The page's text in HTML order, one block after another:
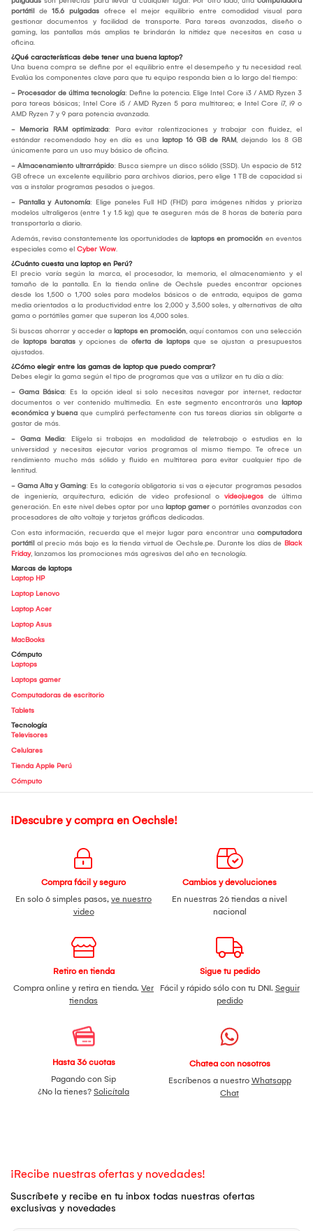
portátil de 15.6 pulgadas ofrece el mejor equilibrio entre comodidad visual para
gestionar documentos y facilidad de transporte. Para tareas avanzadas, diseño o
gaming, las pantallas más amplias te brindarán la nitidez que necesitas en casa u
oficina.
¿Qué características debe tener una buena laptop?
Una buena compra se define por el equilibrio entre el desempeño y tu necesidad real.
Evalúa los componentes clave para que tu equipo responda bien a lo largo del tiempo:
- Procesador de última tecnología: Define la potencia. Elige Intel Core i3 / AMD Ryzen 3
para tareas básicas; Intel Core i5 / AMD Ryzen 5 para multitarea; e Intel Core i7, i9 o
AMD Ryzen 7 y 9 para potencia avanzada.
- Memoria RAM optimizada: Para evitar ralentizaciones y trabajar con fluidez, el
estándar recomendado hoy en día es una laptop 16 GB de RAM, dejando los 8 GB
únicamente para un uso muy básico de oficina.
- Almacenamiento ultrarrápido: Busca siempre un disco sólido (SSD). Un espacio de 512
GB ofrece un excelente equilibrio para archivos diarios, pero elige 1 TB de capacidad si
vas a instalar programas pesados o juegos.
- Pantalla y Autonomía: Elige paneles Full HD (FHD) para imágenes nítidas y prioriza
modelos ultraligeros (entre 1 y 1.5 kg) que te aseguren más de 8 horas de batería para
transportarla a diario.
Además, revisa constantemente las oportunidades de laptops en promoción en eventos
especiales como el Cyber Wow.
¿Cuánto cuesta una laptop en Perú?
El precio varía según la marca, el procesador, la memoria, el almacenamiento y el
tamaño de la pantalla. En la tienda online de Oechsle puedes encontrar opciones
desde los 1,500 o 1,700 soles para modelos básicos o de entrada, equipos de gama
media orientados a la productividad entre los 2,000 y 3,500 soles, y alternativas de alta
gama o portátiles gamer que superan los 4,000 soles.
Si buscas ahorrar y acceder a laptops en promoción, aquí contamos con una selección
de laptops baratas y opciones de oferta de laptops que se ajustan a presupuestos
ajustados.
¿Cómo elegir entre las gamas de laptop que puedo comprar?
Debes elegir la gama según el tipo de programas que vas a utilizar en tu día a día:
- Gama Básica: Es la opción ideal si solo necesitas navegar por internet, redactar
documentos o ver contenido multimedia. En este segmento encontrarás una laptop
económica y buena que cumplirá perfectamente con tus tareas diarias sin obligarte a
gastar de más.
- Gama Media: Elígela si trabajas en modalidad de teletrabajo o estudias en la
universidad y necesitas ejecutar varios programas al mismo tiempo. Te ofrece un
rendimiento mucho más sólido y fluido en multitarea para evitar cualquier tipo de
lentitud.
- Gama Alta y Gaming: Es la categoría obligatoria si vas a ejecutar programas pesados
de ingeniería, arquitectura, edición de video profesional o videojuegos de última
generación. En este nivel debes optar por una laptop gamer o portátiles avanzadas con
procesadores de alto voltaje y tarjetas gráficas dedicadas.
Con esta información, recuerda que el mejor lugar para encontrar una computadora
portátil al precio más bajo es la tienda virtual de Oechsle.pe. Durante los días de Black
Friday, lanzamos las promociones más agresivas del año en tecnología.
Marcas de laptops
Laptop HP
Laptop Lenovo
Laptop Acer
Laptop Asus
MacBooks
Cómputo
Laptops
Laptops gamer
Computadoras de escritorio
Tablets
Tecnología
Televisores
Celulares
Tienda Apple Perú
Cómputo
¡Descubre y compra en Oechsle!
Compra fácil y seguro
En solo 6 simples pasos, ve nuestro
video
Cambios y devoluciones
En nuestras 26 tiendas a nivel
nacional
Retiro en tienda
Compra online y retira en tienda. Ver
tiendas
Sigue tu pedido
Fácil y rápido sólo con tu DNI. Seguir
pedido
Hasta 36 cuotas
Pagando con Sip
¿No la tienes? Solicítala
Chatea con nosotros
Escríbenos a nuestro Whatsapp
Chat
¡Recibe nuestras ofertas y novedades!
Suscríbete y recibe en tu inbox todas nuestras ofertas
exclusivas y novedades